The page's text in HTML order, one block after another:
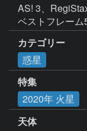
AS! 3、
ベストフレーム
カテゴリー
惑星
特集
2020年 火星
天体